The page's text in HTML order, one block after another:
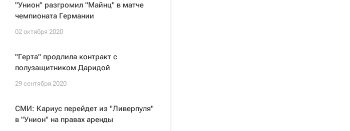
"Унион" разгромил "Майнц" в матче
чемпионата Германии
02 октября 2020
"Герта" продлила контракт с
полузащитником Даридой
29 сентября 2020
СМИ: Кариус перейдет из "Ливерпуля"
в "Унион" на правах аренды